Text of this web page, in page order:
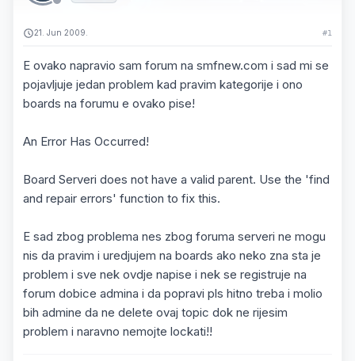
21. Jun 2009. #1
E ovako napravio sam forum na smfnew.com i sad mi se
pojavljuje jedan problem kad pravim kategorije i ono
boards na forumu e ovako pise!
An Error Has Occurred!
Board Serveri does not have a valid parent. Use the 'find
and repair errors' function to fix this.
E sad zbog problema nes zbog foruma serveri ne mogu
nis da pravim i uredjujem na boards ako neko zna sta je
problem i sve nek ovdje napise i nek se registruje na
forum dobice admina i da popravi pls hitno treba i molio
bih admine da ne delete ovaj topic dok ne rijesim
problem i naravno nemojte lockati!!